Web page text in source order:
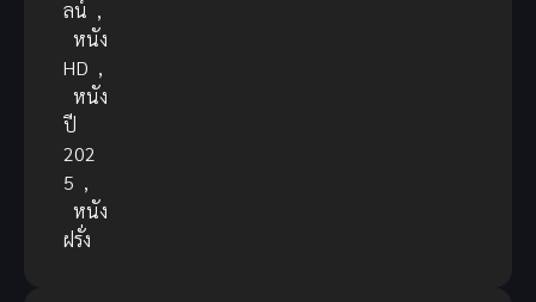
ลน์ ,
หนัง
HD ,
หนัง
ปี
202
5 ,
หนัง
ฝรั่ง